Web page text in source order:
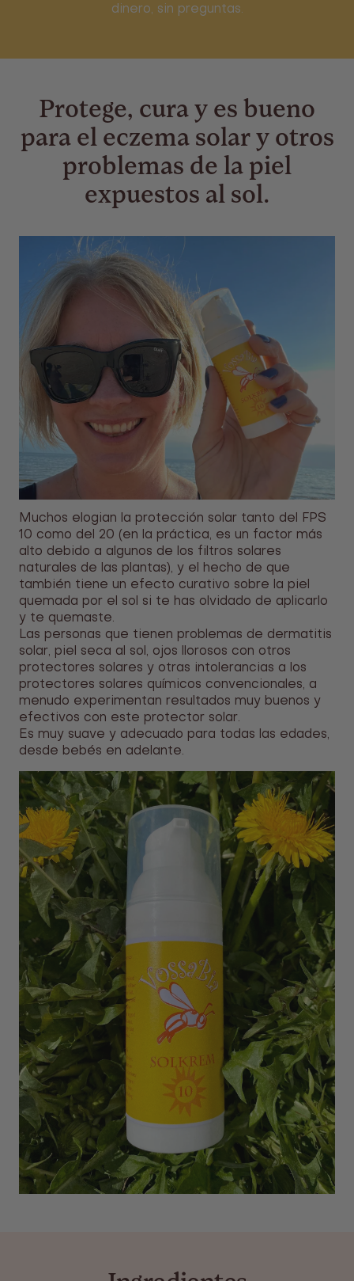
dinero, sin preguntas.
Protege, cura y es bueno
para el eczema solar y otros
problemas de la piel
expuestos al sol.
Muchos elogian la protección solar tanto del FPS
10 como del 20 (en la práctica, es un factor más
alto debido a algunos de los filtros solares
naturales de las plantas), y el hecho de que
también tiene un efecto curativo sobre la piel
quemada por el sol si te has olvidado de aplicarlo
y te quemaste.
Las personas que tienen problemas de dermatitis
solar, piel seca al sol, ojos llorosos con otros
protectores solares y otras intolerancias a los
protectores solares químicos convencionales, a
menudo experimentan resultados muy buenos y
efectivos con este protector solar.
Es muy suave y adecuado para todas las edades,
desde bebés en adelante.